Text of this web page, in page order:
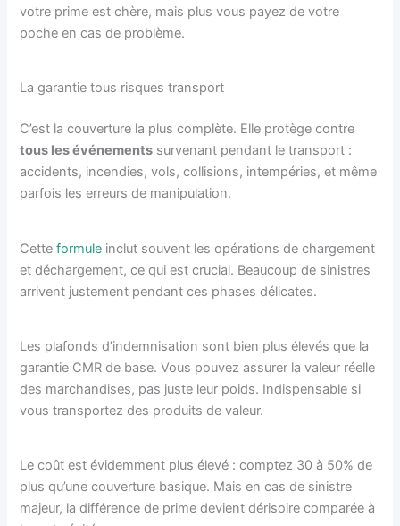
votre prime est chère, mais plus vous payez de votre
poche en cas de problème.
La garantie tous risques transport
C’est la couverture la plus complète. Elle protège contre
tous les événements survenant pendant le transport :
accidents, incendies, vols, collisions, intempéries, et même
parfois les erreurs de manipulation.
Cetteformule inclut souvent les opérations de chargement
et déchargement, ce qui est crucial. Beaucoup de sinistres
arrivent justement pendant ces phases délicates.
Les plafonds d’indemnisation sont bien plus élevés que la
garantie CMR de base. Vous pouvez assurer la valeur réelle
des marchandises, pas juste leur poids. Indispensable si
vous transportez des produits de valeur.
Le coût est évidemment plus élevé : comptez 30 à 50% de
plus qu’une couverture basique. Mais en cas de sinistre
majeur, la différence de prime devient dérisoire comparée à